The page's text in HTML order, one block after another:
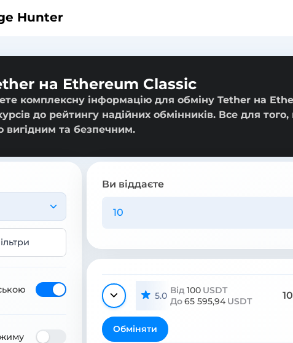
Hunter
на Ethereum Classic
комплексну інформацію для обміну Tether на
до рейтингу надійних обмінників. Все для
вигідним та безпечним.
Ви віддаєте
5.0 Від 100 USDT
До65 595,94 USDT 10
Обміняти